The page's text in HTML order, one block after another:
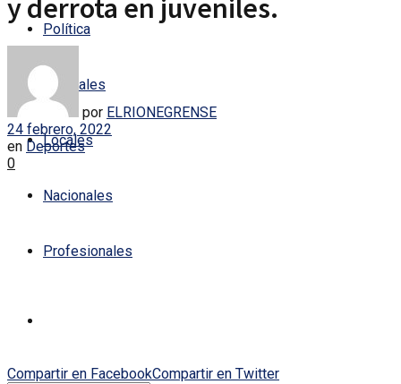
Política
Policiales
Locales
Nacionales
Profesionales
y derrota en juveniles.
por ELRIONEGRENSE
24 febrero, 2022
en Deportes
0
Compartir en FacebookCompartir en Twitter